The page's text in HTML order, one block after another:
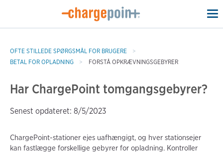
OFTE STILLEDE SPØRGSMÅL FOR BRUGERE
BETAL FOR OPLADNING
FORSTÅ OPKRÆVNINGSGEBYRER
Har ChargePoint tomgangsgebyrer?
Senest opdateret: 8/5/2023
ChargePoint-stationer ejes uafhængigt, og hver stationsejer
kan fastlægge forskellige gebyrer for opladning. Kontroller